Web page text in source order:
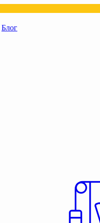
Блог